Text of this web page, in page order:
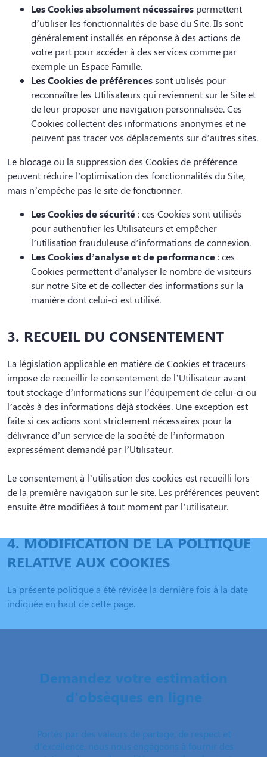
Les Cookies absolument nécessaires permettent
d’utiliser les fonctionnalités de base du Site. Ils sont
généralement installés en réponse à des actions de
votre part pour accéder à des services comme par
exemple un Espace Famille.
Les Cookies de préférencessont utilisés pour
reconnaître les Utilisateurs qui reviennent sur le Site et
de leur proposer une navigation personnalisée. Ces
Cookies collectent des informations anonymes et ne
peuvent pas tracer vos déplacements sur d’autres sites.
Le blocage ou la suppression des Cookies de préférence
peuvent réduire l’optimisation des fonctionnalités du Site,
mais n’empêche pas le site de fonctionner.
Les Cookies de sécurité : ces Cookies sont utilisés
pour authentifier les Utilisateurs et empêcher
l’utilisation frauduleuse d’informations de connexion.
Les Cookies d’analyse et de performance : ces
Cookies permettent d’analyser le nombre de visiteurs
sur notre Site et de collecter des informations sur la
manière dont celui-ci est utilisé.
3. RECUEIL DU CONSENTEMENT
La législation applicable en matière de Cookies et traceurs
impose de recueillir le consentement de l’Utilisateur avant
tout stockage d’informations sur l’équipement de celui-ci ou
l’accès à des informations déjà stockées. Une exception est
faite si ces actions sont strictement nécessaires pour la
délivrance d’un service de la société de l’information
expressément demandé par l’Utilisateur.
Le consentement à l’utilisation des cookies est recueilli lors
de la première navigation sur le site. Les préférences peuvent
ensuite être modifiées à tout moment par l’utilisateur.
4. MODIFICATION DE LA POLITIQUE
RELATIVE AUX COOKIES
La présente politique a été révisée la dernière fois à la date
indiquée en haut de cette page.
Demandez votre estimation
d'obsèques en ligne
Portés par des valeurs de partage, de respect et
d’excellence, nous nous engageons à fournir des